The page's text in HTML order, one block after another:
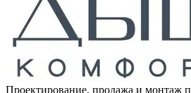
Проектирование, продажа и монтаж